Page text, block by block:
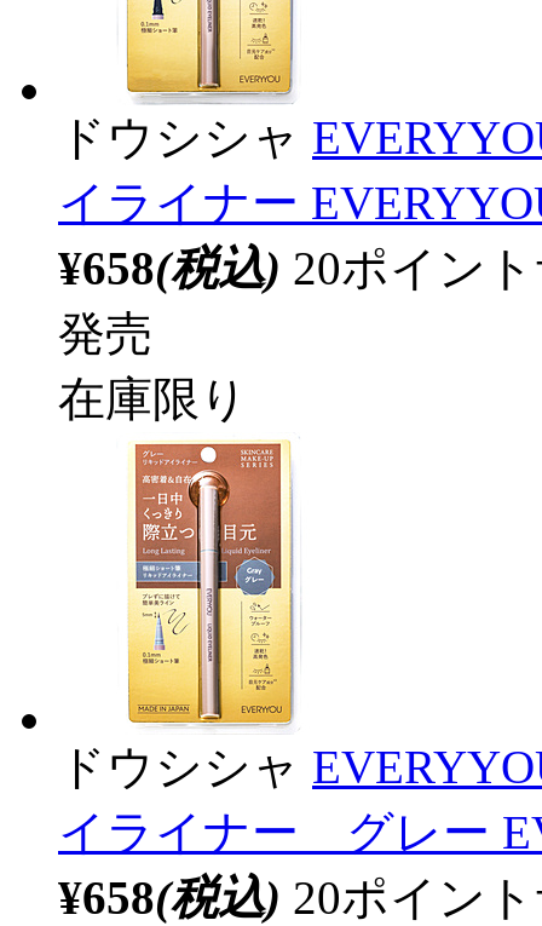
ドウシシャ
イライナー
¥658(税込) 20ポイン
発売
在庫限り
ドウシシャ
イライナー グレー
¥658(税込) 20ポイン